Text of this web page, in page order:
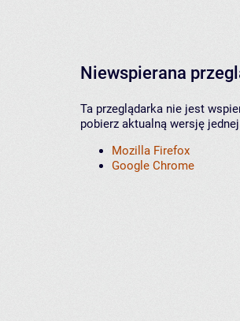
Niewspierana
Ta przeglądarka nie jest
pobierz aktualną wersję
Mozilla Firefox
Google Chrome